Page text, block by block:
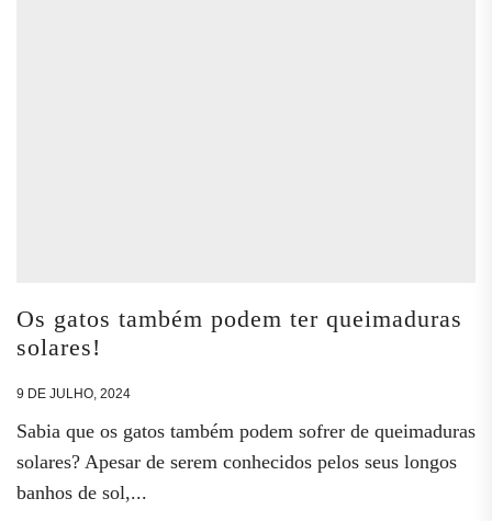
Os gatos também podem ter queimaduras
solares!
9 DE JULHO, 2024
Sabia que os gatos também podem sofrer de queimaduras
solares? Apesar de serem conhecidos pelos seus longos
banhos de sol,...